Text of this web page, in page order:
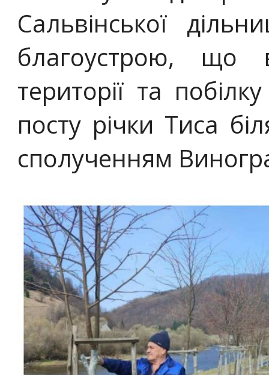
Сальвінської
благоустрою, що
території та
посту річки Тиса
сполученням